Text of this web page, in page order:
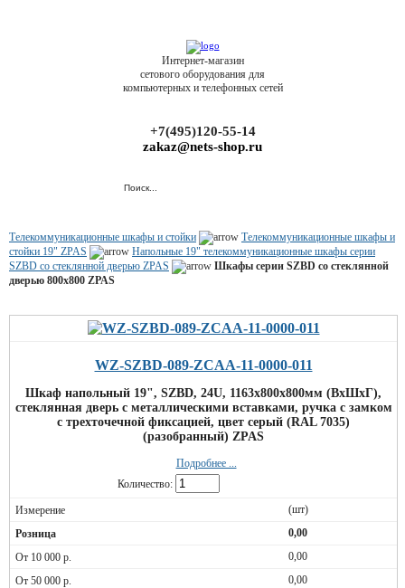
Интернет-магазин
сетового оборудования для
компьютерных и телефонных сетей
+7(495)120-55-14
zakaz@nets-shop.ru
Телекоммуникационные шкафы и стойки
Телекоммуникационные шкафы и
стойки 19" ZPAS
Напольные 19" телекоммуникационные шкафы серии
SZBD со стеклянной дверью ZPAS
Шкафы серии SZBD со стеклянной
дверью 800х800 ZPAS
WZ-SZBD-089-ZCAA-11-0000-011
Шкаф напольный 19", SZBD, 24U, 1163x800х800мм (ВхШхГ),
стеклянная дверь c металлическими вставками, ручка с замком
с трехточечной фиксацией, цвет серый (RAL 7035)
(разобранный) ZPAS
Подробнее ...
Количество:
(шт)
0,00
0,00
0,00